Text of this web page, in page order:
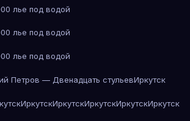
лье под водой
лье под водой
лье под водой
Петров — Двенадцать стульевИркутск
ИркутскИркутскИркутскИркутскИркутск